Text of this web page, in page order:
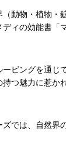
動物・植物・
ィの効能書「
ビングを通じ
つ魅力に惹か
では、自然界